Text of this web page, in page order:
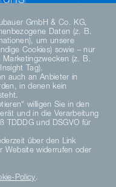
SOCIAL MEDIA
GmbH & Co. KG,
Daten (z. B.
um unsere
Cookies) sowie – nur
Marketingzwecken (z. B.
Tag).
auch an Anbieter in
in denen kein
willigen Sie in den
und in die Verarbeitung
TDDDG und DSGVO für
über den Link
Website widerrufen oder
Policy.